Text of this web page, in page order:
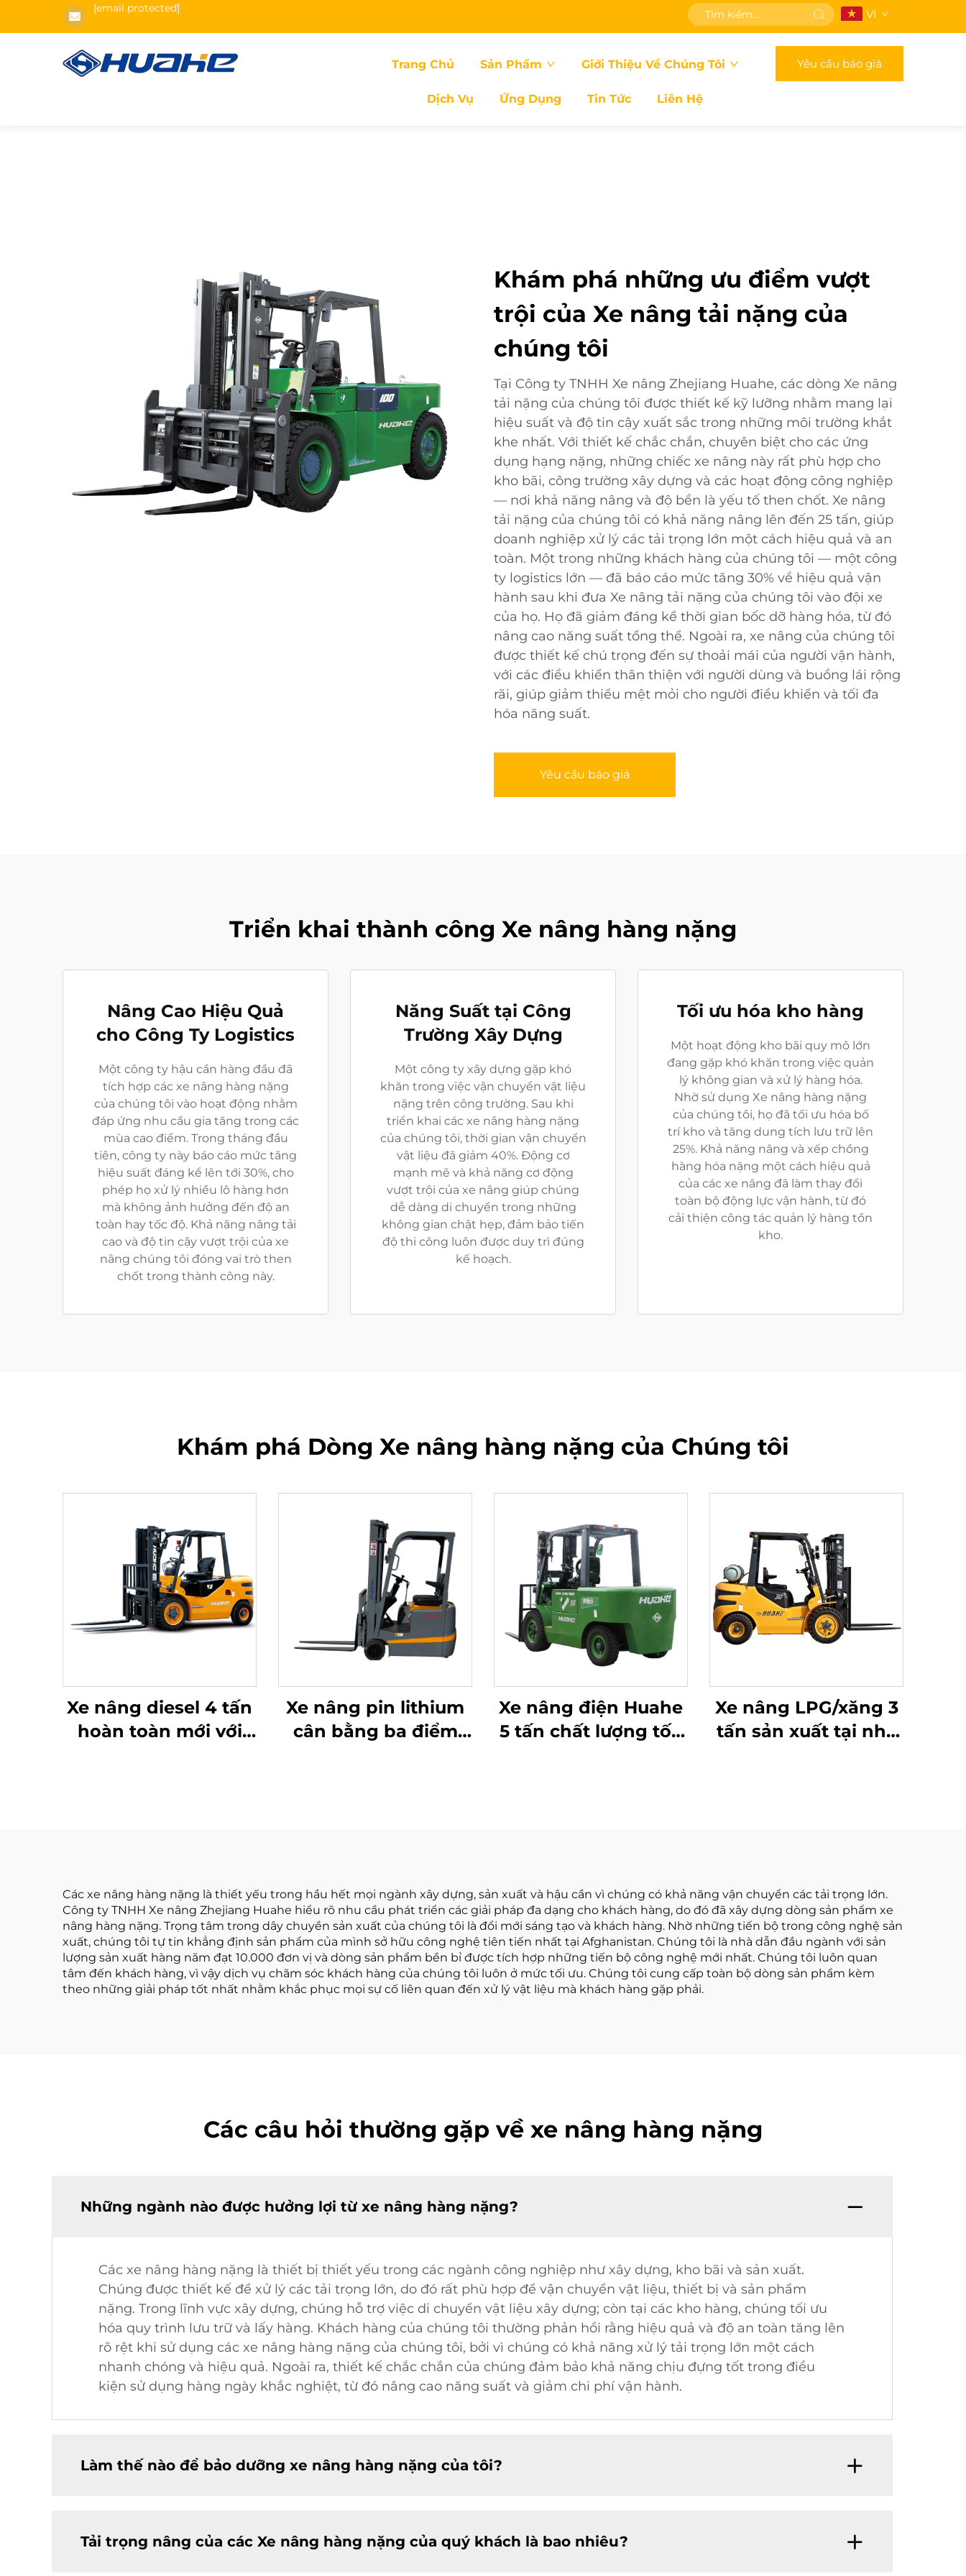
[email protected] VI
Trang Chủ Sản Phẩm Giới Thiệu Về Chúng Tôi
Dịch Vụ Ứng Dụng Tin Tức Liên Hệ
Yêu cầu báo giá
Khám phá những ưu điểm vượt
trội của Xe nâng tải nặng của
chúng tôi
Tại Công ty TNHH Xe nâng Zhejiang Huahe, các dòng Xe nâng
tải nặng của chúng tôi được thiết kế kỹ lưỡng nhằm mang lại
hiệu suất và độ tin cậy xuất sắc trong những môi trường khắt
khe nhất. Với thiết kế chắc chắn, chuyên biệt cho các ứng
dụng hạng nặng, những chiếc xe nâng này rất phù hợp cho
kho bãi, công trường xây dựng và các hoạt động công nghiệp
— nơi khả năng nâng và độ bền là yếu tố then chốt. Xe nâng
tải nặng của chúng tôi có khả năng nâng lên đến 25 tấn, giúp
doanh nghiệp xử lý các tải trọng lớn một cách hiệu quả và an
toàn. Một trong những khách hàng của chúng tôi — một công
ty logistics lớn — đã báo cáo mức tăng 30% về hiệu quả vận
hành sau khi đưa Xe nâng tải nặng của chúng tôi vào đội xe
của họ. Họ đã giảm đáng kể thời gian bốc dỡ hàng hóa, từ đó
nâng cao năng suất tổng thể. Ngoài ra, xe nâng của chúng tôi
được thiết kế chú trọng đến sự thoải mái của người vận hành,
với các điều khiển thân thiện với người dùng và buồng lái rộng
rãi, giúp giảm thiểu mệt mỏi cho người điều khiển và tối đa
hóa năng suất.
Yêu cầu báo giá
Triển khai thành công Xe nâng hàng nặng
Nâng Cao Hiệu Quả
cho Công Ty Logistics
Một công ty hậu cần hàng đầu đã
tích hợp các xe nâng hàng nặng
của chúng tôi vào hoạt động nhằm
đáp ứng nhu cầu gia tăng trong các
mùa cao điểm. Trong tháng đầu
tiên, công ty này báo cáo mức tăng
hiệu suất đáng kể lên tới 30%, cho
phép họ xử lý nhiều lô hàng hơn
mà không ảnh hưởng đến độ an
toàn hay tốc độ. Khả năng nâng tải
cao và độ tin cậy vượt trội của xe
nâng chúng tôi đóng vai trò then
chốt trong thành công này.
Năng Suất tại Công
Trường Xây Dựng
Một công ty xây dựng gặp khó
khăn trong việc vận chuyển vật liệu
nặng trên công trường. Sau khi
triển khai các xe nâng hàng nặng
của chúng tôi, thời gian vận chuyển
vật liệu đã giảm 40%. Động cơ
mạnh mẽ và khả năng cơ động
vượt trội của xe nâng giúp chúng
dễ dàng di chuyển trong những
không gian chật hẹp, đảm bảo tiến
độ thi công luôn được duy trì đúng
kế hoạch.
Tối ưu hóa kho hàng
Một hoạt động kho bãi quy mô lớn
đang gặp khó khăn trong việc quản
lý không gian và xử lý hàng hóa.
Nhờ sử dụng Xe nâng hàng nặng
của chúng tôi, họ đã tối ưu hóa bố
trí kho và tăng dung tích lưu trữ lên
25%. Khả năng nâng và xếp chồng
hàng hóa nặng một cách hiệu quả
của các xe nâng đã làm thay đổi
toàn bộ động lực vận hành, từ đó
cải thiện công tác quản lý hàng tồn
kho.
Khám phá Dòng Xe nâng hàng nặng của Chúng tôi
Xe nâng diesel 4 tấn
hoàn toàn mới với
Xe nâng pin lithium
cân bằng ba điểm
Xe nâng điện Huahe
5 tấn chất lượng tốt,
Xe nâng LPG/xăng 3
tấn sản xuất tại nhà
Các xe nâng hàng nặng là thiết yếu trong hầu hết mọi ngành xây dựng, sản xuất và hậu cần vì chúng có khả năng vận chuyển các tải trọng lớn.
Công ty TNHH Xe nâng Zhejiang Huahe hiểu rõ nhu cầu phát triển các giải pháp đa dạng cho khách hàng, do đó đã xây dựng dòng sản phẩm xe
nâng hàng nặng. Trọng tâm trong dây chuyền sản xuất của chúng tôi là đổi mới sáng tạo và khách hàng. Nhờ những tiến bộ trong công nghệ sản
xuất, chúng tôi tự tin khẳng định sản phẩm của mình sở hữu công nghệ tiên tiến nhất tại Afghanistan. Chúng tôi là nhà dẫn đầu ngành với sản
lượng sản xuất hàng năm đạt 10.000 đơn vị và dòng sản phẩm bền bỉ được tích hợp những tiến bộ công nghệ mới nhất. Chúng tôi luôn quan
tâm đến khách hàng, vì vậy dịch vụ chăm sóc khách hàng của chúng tôi luôn ở mức tối ưu. Chúng tôi cung cấp toàn bộ dòng sản phẩm kèm
theo những giải pháp tốt nhất nhằm khắc phục mọi sự cố liên quan đến xử lý vật liệu mà khách hàng gặp phải.
Các câu hỏi thường gặp về xe nâng hàng nặng
Những ngành nào được hưởng lợi từ xe nâng hàng nặng?
Các xe nâng hàng nặng là thiết bị thiết yếu trong các ngành công nghiệp như xây dựng, kho bãi và sản xuất.
Chúng được thiết kế để xử lý các tải trọng lớn, do đó rất phù hợp để vận chuyển vật liệu, thiết bị và sản phẩm
nặng. Trong lĩnh vực xây dựng, chúng hỗ trợ việc di chuyển vật liệu xây dựng; còn tại các kho hàng, chúng tối ưu
hóa quy trình lưu trữ và lấy hàng. Khách hàng của chúng tôi thường phản hồi rằng hiệu quả và độ an toàn tăng lên
rõ rệt khi sử dụng các xe nâng hàng nặng của chúng tôi, bởi vì chúng có khả năng xử lý tải trọng lớn một cách
nhanh chóng và hiệu quả. Ngoài ra, thiết kế chắc chắn của chúng đảm bảo khả năng chịu đựng tốt trong điều
kiện sử dụng hàng ngày khắc nghiệt, từ đó nâng cao năng suất và giảm chi phí vận hành.
Làm thế nào để bảo dưỡng xe nâng hàng nặng của tôi?
Tải trọng nâng của các Xe nâng hàng nặng của quý khách là bao nhiêu?